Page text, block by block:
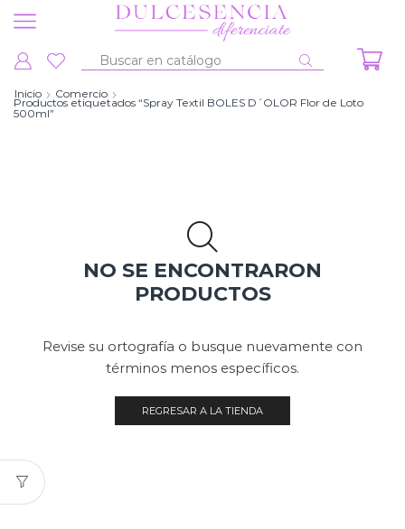
Entrada
búsqueda
Inicio Comercio
Productos etiquetados “Spray Textil BOLES D´OLOR Flor de Loto
500ml”
NO SE ENCONTRARON
PRODUCTOS
Revise su ortografía o busque nuevamente con
términos menos específicos.
REGRESAR A LA TIENDA